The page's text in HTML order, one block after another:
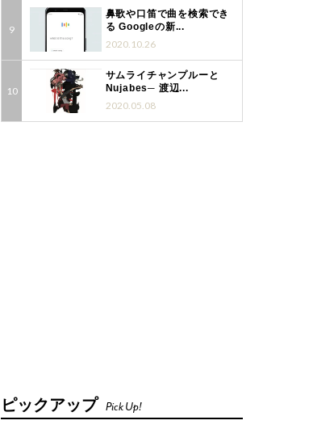
鼻歌や口笛で曲を検索でき
る Googleの新...
2020.10.26
サムライチャンプルーと
Nujabes─ 渡辺...
2020.05.08
ピックアップ Pick Up!